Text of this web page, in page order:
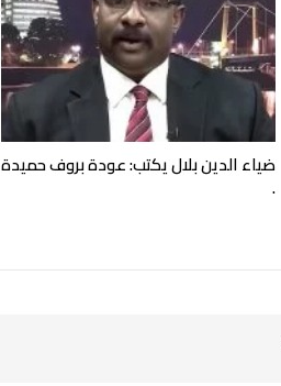
ضياء الدين بلال يكتب: عودة بروف حميدة
.